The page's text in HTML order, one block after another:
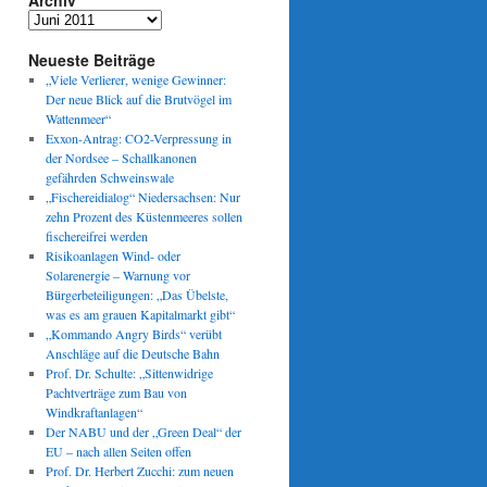
Archiv
Neueste Beiträge
„Viele Verlierer, wenige Gewinner:
Der neue Blick auf die Brutvögel im
Wattenmeer“
Exxon-Antrag: CO2-Verpressung in
der Nordsee – Schallkanonen
gefährden Schweinswale
„Fischereidialog“ Niedersachsen: Nur
zehn Prozent des Küstenmeeres sollen
fischereifrei werden
Risikoanlagen Wind- oder
Solarenergie – Warnung vor
Bürgerbeteiligungen: „Das Übelste,
was es am grauen Kapitalmarkt gibt“
„Kommando Angry Birds“ verübt
Anschläge auf die Deutsche Bahn
Prof. Dr. Schulte: „Sittenwidrige
Pachtverträge zum Bau von
Windkraftanlagen“
Der NABU und der „Green Deal“ der
EU – nach allen Seiten offen
Prof. Dr. Herbert Zucchi: zum neuen